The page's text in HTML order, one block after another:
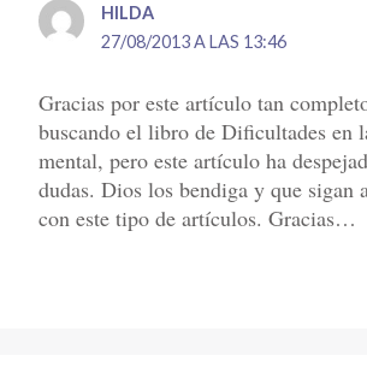
HILDA
27/08/2013 A LAS 13:46
Gracias por este artículo tan
buscando el libro de Dificultades en
mental, pero este artículo ha
dudas. Dios los bendiga y que sigan
con este tipo de artículos. Gracias…